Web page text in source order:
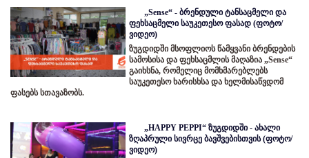
„Sense“ - ბრენდული ტანსაცმელი და
ფეხსაცმელი საუკეთესო ფასად (ფოტო/
ვიდეო)
ზუგდიდში მსოფლიოს წამყვანი ბრენდების
სამოსისა და ფეხსაცმლის მაღაზია „Sense“
გაიხსნა, რომელიც მომხმარებლებს
საუკეთესო ხარისხსა და ხელმისაწვდომ
ფასებს სთავაზობს.
„HAPPY PEPPI“ ზუგდიდში - ახალი
ზღაპრული სივრცე ბავშვებისთვის (ფოტო/
ვიდეო)